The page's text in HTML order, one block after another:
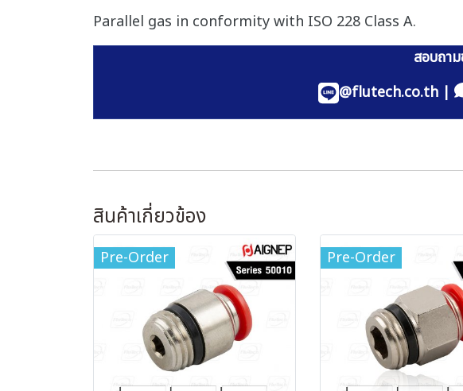
Parallel gas in conformity with ISO 228 Class A.
สอบถา
@flutech.co.th |
สินค้าเกี่ยวข้อง
Pre-Order Pre-Order